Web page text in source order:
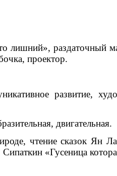
раздаточный
проектор.
развитие,
двигательная.
чтение сказок Ян
«Гусеница которая